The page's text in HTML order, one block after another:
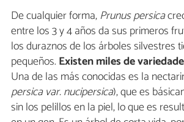
De cualquier forma,Prunus persica
entre los 3 y 4 años da sus primeros
los duraznos de los árboles silvestres
pequeños. Existen miles de
Una de las más conocidas es la
persica var. nucipersica), que es
sin los pelillos en la piel, lo que es